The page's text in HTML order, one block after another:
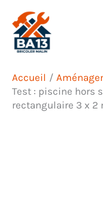
contenu
Accueil
Test : piscine hors
rectangulaire 3 x 2
Rechercher